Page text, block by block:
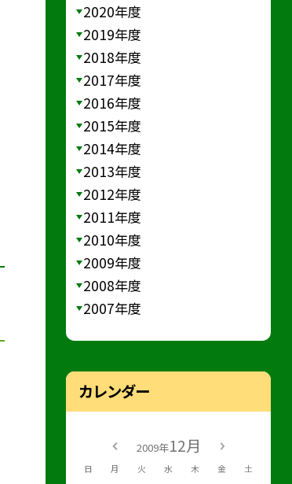
2020年度
2019年度
2018年度
2017年度
2016年度
2015年度
2014年度
2013年度
2012年度
2011年度
2010年度
2009年度
2008年度
2007年度
カレンダー
2009年12月
日 月 火 水 木 金 土